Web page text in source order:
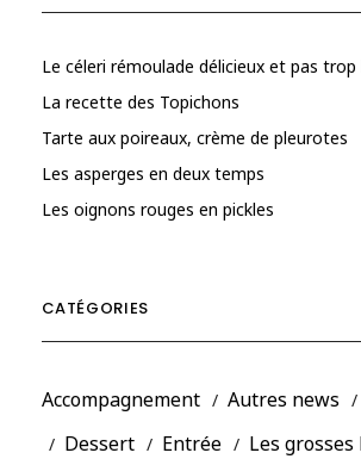
Le céleri rémoulade délicieux et pas trop
La recette des Topichons
Tarte aux poireaux, crème de pleurotes
Les asperges en deux temps
Les oignons rouges en pickles
CATÉGORIES
Accompagnement Autres news
Dessert
Entrée
Les grosses